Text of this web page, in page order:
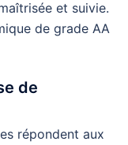
et suivie.
de grade AA
de
répondent aux